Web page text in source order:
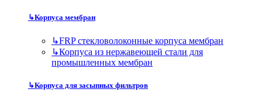
↳Корпуса мембран
↳FRP стекловолоконные корпуса мембран
↳Корпуса из нержавеющей стали для
промышленных мембран
↳Корпуса для засыпных фильтров